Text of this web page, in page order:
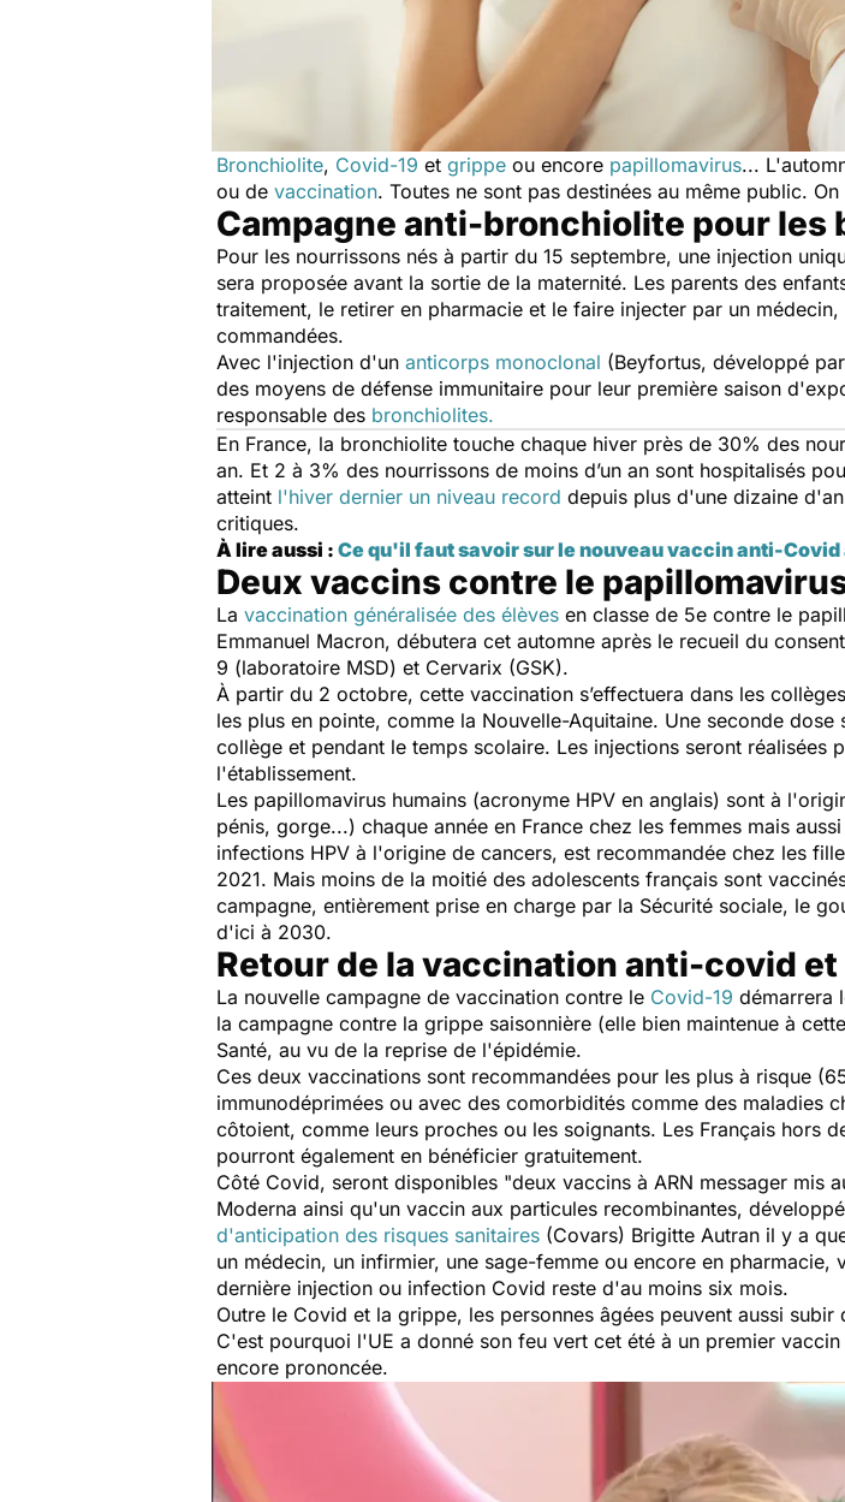
Bronchiolite, Covid-19 et grippe ou encore papillomavirus...
ou de vaccination. Toutes ne sont pas destinées au même public.
Campagne anti-bronchiolite pour les
Pour les nourrissons nés à partir du 15 septembre, une injection
sera proposée avant la sortie de la maternité. Les parents des
traitement, le retirer en pharmacie et le faire injecter par un
commandées.
Avec l'injection d'un anticorps monoclonal (Beyfortus, développé
des moyens de défense immunitaire pour leur première saison
responsable des bronchiolites.
En France, la bronchiolite touche chaque hiver près de 30% des
an. Et 2 à 3% des nourrissons de moins d’un an sont hospitalisés
atteint l'hiver dernier un niveau record depuis plus d'une dizaine
critiques.
À lire aussi : Ce qu'il faut savoir sur le nouveau vaccin anti-
Deux vaccins contre le
La vaccination généralisée des élèves en classe de 5e contre le
Emmanuel Macron, débutera cet automne après le recueil du
9 (laboratoire MSD) et Cervarix (GSK).
À partir du 2 octobre, cette vaccination s’effectuera dans les
les plus en pointe, comme la Nouvelle-Aquitaine. Une seconde
collège et pendant le temps scolaire. Les injections seront réalisées
l'établissement.
Les papillomavirus humains (acronyme HPV en anglais) sont à
pénis, gorge...) chaque année en France chez les femmes mais
infections HPV à l'origine de cancers, est recommandée chez les
2021. Mais moins de la moitié des adolescents français sont
campagne, entièrement prise en charge par la Sécurité sociale, le
d'ici à 2030.
Retour de la vaccination anti-covid
La nouvelle campagne de vaccination contre le Covid-19 démarrera
la campagne contre la grippe saisonnière (elle bien maintenue à
Santé, au vu de la reprise de l'épidémie.
Ces deux vaccinations sont recommandées pour les plus à risque
immunodéprimées ou avec des comorbidités comme des maladies
côtoient, comme leurs proches ou les soignants. Les Français hors
pourront également en bénéficier gratuitement.
Côté Covid, seront disponibles "deux vaccins à ARN messager mis
Moderna ainsi qu'un vaccin aux particules recombinantes,
d'anticipation des risques sanitaires (Covars) Brigitte Autran il y a
un médecin, un infirmier, une sage-femme ou encore en
dernière injection ou infection Covid reste d'au moins six mois.
Outre le Covid et la grippe, les personnes âgées peuvent aussi
C'est pourquoi l'UE a donné son feu vert cet été à un premier
encore prononcée.